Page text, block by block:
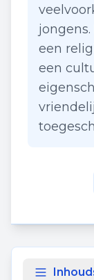
een
een